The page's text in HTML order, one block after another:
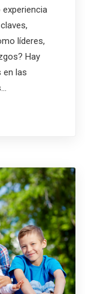
líderes,
Hay
en las